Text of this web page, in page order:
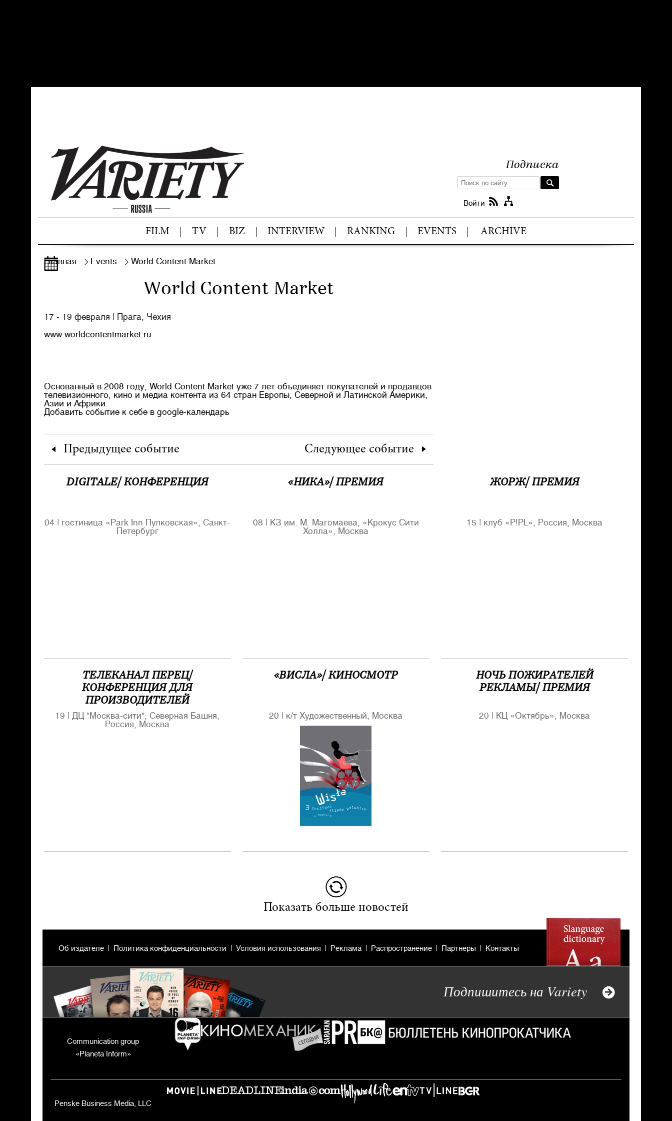
Подписка
Войти
FILM TV BIZ INTERVIEW RANKING EVENTS ARCHIVE
Главная Events World Content Market
World Content Market
17 - 19 февраля
Прага, Чехия
www.worldcontentmarket.ru
Основанный в 2008 году, World Content Market уже 7 лет объединяет покупателей и продавцов
телевизионного, кино и медиа контента из 64 стран Европы, Северной и Латинской Америки,
Азии и Африки.
Добавить событие к себе в google-календарь
Предыдущее событие Следующее событие
DIGITALE/ КОНФЕРЕНЦИЯ
04
гостиница «Park Inn Пулковская», Санкт-
Петербург
«НИКА»/ ПРЕМИЯ
08
КЗ им. М. Магомаева, «Крокус Сити
Холла», Москва
ЖОРЖ/ ПРЕМИЯ
15 клуб «P!PL», Россия, Москва
ТЕЛЕКАНАЛ ПЕРЕЦ/
КОНФЕРЕНЦИЯ ДЛЯ
ПРОИЗВОДИТЕЛЕЙ
19
ДЦ "Москва-сити", Северная Башня,
Россия, Москва
«ВИСЛА»/ КИНОСМОТР
20 к/т Художественный, Москва
НОЧЬ ПОЖИРАТЕЛЕЙ
РЕКЛАМЫ/ ПРЕМИЯ
20 КЦ «Октябрь», Москва
Показать больше новостей
Об издателе Политика конфиденциальности Условия использования Реклама Распространение Партнеры Контакты
Подпишитесь на Variety
Communication group
«Planeta Inform»
Penske Business Media, LLC